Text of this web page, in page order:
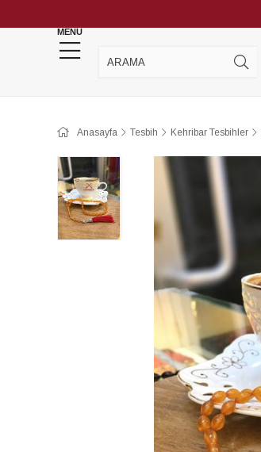
MENU
Anasayfa Tesbih Kehribar Tesbihler